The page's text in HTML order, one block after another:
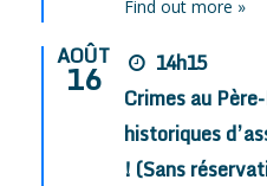
Find out more »
AOÛT
16
14h15
Crimes au
historiques
! (Sans